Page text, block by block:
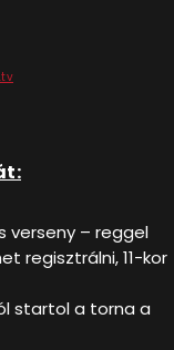
verseny – reggel
regisztrálni, 11-kor
startol a torna a